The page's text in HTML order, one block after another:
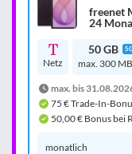
freenet
24
Netz
50 GB
max. 300
max. bis
75 € Trade-In-
50,00 € Bonus bei
monatlich